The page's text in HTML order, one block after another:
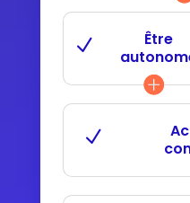
Être